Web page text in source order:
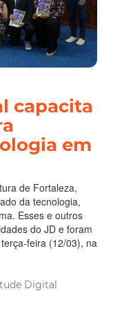
capacita
em
de Fortaleza,
da tecnologia,
Esses e outros
do JD e foram
feira (12/03), na
Digital